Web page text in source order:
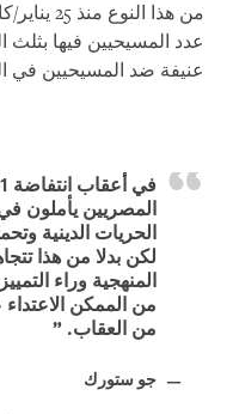
عدد المسيحيين فيها
عنيفة ضد المسيحيين في
المصريين يأملون
الحريات الدينية
لكن بدلا من هذا
المنهجية وراء
من الممكن
من العقاب.
جو ستورك